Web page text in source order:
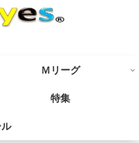
Ｍリーグ
特集